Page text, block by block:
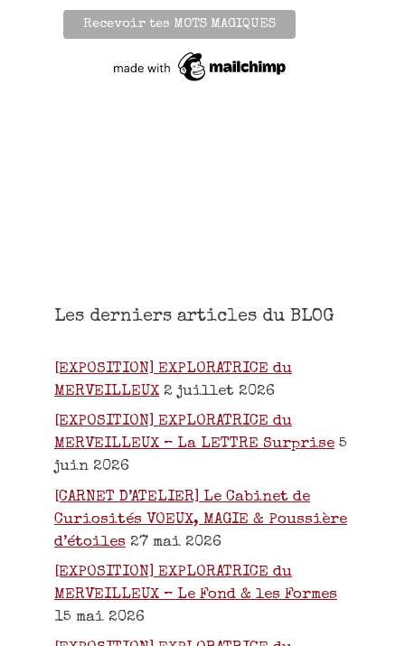
Les derniers articles du BLOG
[EXPOSITION] EXPLORATRICE du
MERVEILLEUX 2 juillet 2026
[EXPOSITION] EXPLORATRICE du
MERVEILLEUX – La LETTRE Surprise 5
juin 2026
[CARNET D’ATELIER] Le Cabinet de
Curiosités VOEUX, MAGIE & Poussière
d’étoiles 27 mai 2026
[EXPOSITION] EXPLORATRICE du
MERVEILLEUX – Le Fond & les Formes
15 mai 2026